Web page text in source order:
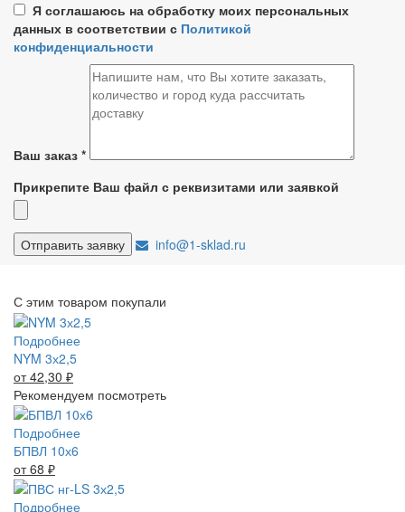
Я соглашаюсь на обработку моих персональных
данных в соответствии с Политикой
конфиденциальности
Ваш заказ *
Прикрепите Ваш файл с реквизитами или заявкой
info@1-sklad.ru
С этим товаром покупали
Подробнее
NYM 3х2,5
от 42,30 ₽
Рекомендуем посмотреть
Подробнее
БПВЛ 10х6
от 68 ₽
Подробнее